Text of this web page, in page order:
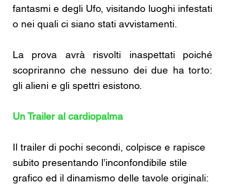
fantasmi e degli Ufo, visitando luoghi infestati
o nei quali ci siano stati avvistamenti.
La prova avrà risvolti inaspettati poiché
scopriranno che nessuno dei due ha torto:
gli alieni e gli spettri esistono.
Un Trailer al cardiopalma
Il trailer di pochi secondi, colpisce e rapisce
subito presentando l’inconfondibile stile
grafico ed il dinamismo delle tavole originali: